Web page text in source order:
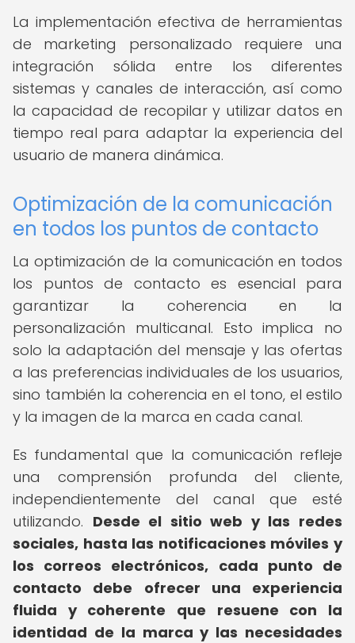
La implementación efectiva de herramientas
de marketing personalizado requiere una
integración sólida entre los diferentes
sistemas y canales de interacción, así como
la capacidad de recopilar y utilizar datos en
tiempo real para adaptar la experiencia del
usuario de manera dinámica.
Optimización de la comunicación
en todos los puntos de contacto
La optimización de la comunicación en todos
los puntos de contacto es esencial para
garantizar la coherencia en la
personalización multicanal. Esto implica no
solo la adaptación del mensaje y las ofertas
a las preferencias individuales de los usuarios,
sino también la coherencia en el tono, el estilo
y la imagen de la marca en cada canal.
Es fundamental que la comunicación refleje
una comprensión profunda del cliente,
independientemente del canal que esté
utilizando. Desde el sitio web y las redes
sociales, hasta las notificaciones móviles y
los correos electrónicos, cada punto de
contacto debe ofrecer una experiencia
fluida y coherente que resuene con la
identidad de la marca y las necesidades